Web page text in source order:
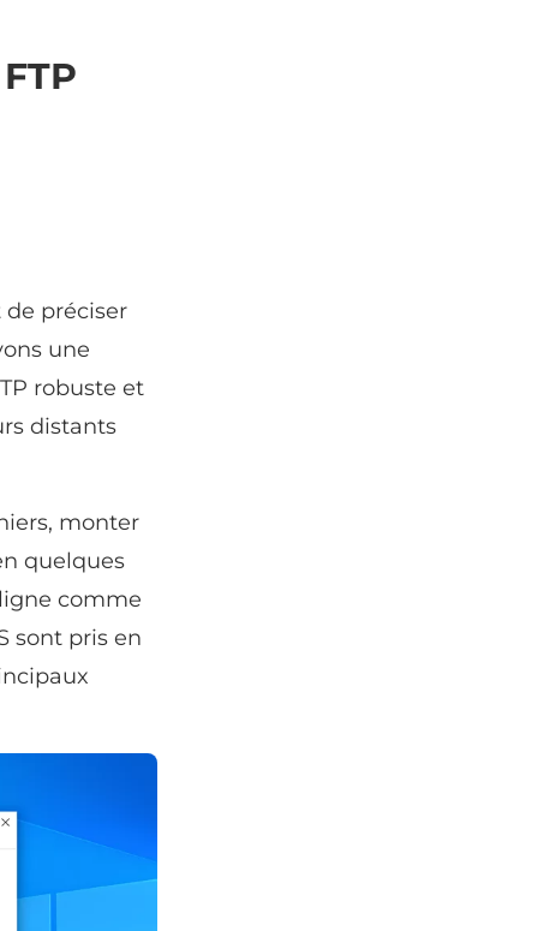
préciser
une
robuste et
distants
monter
quelques
comme
sont pris en